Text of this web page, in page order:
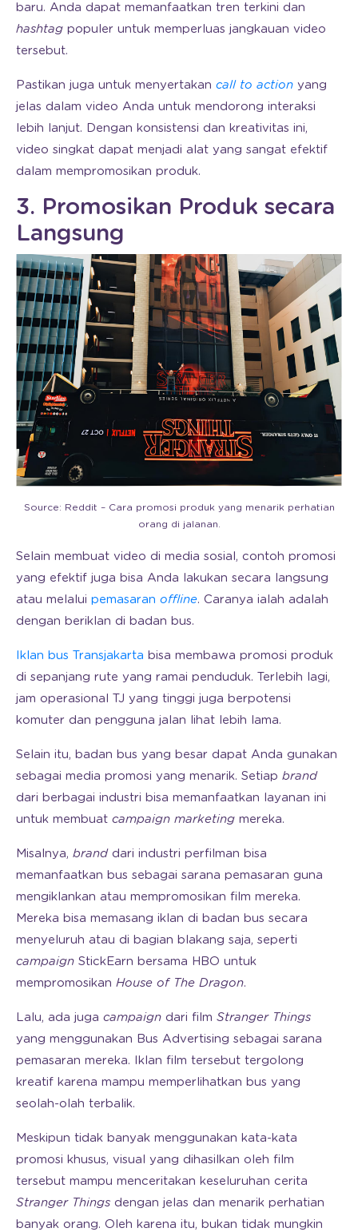
baru. Anda dapat memanfaatkan tren terkini dan
hashtag populer untuk memperluas jangkauan video
tersebut.
Pastikan juga untuk menyertakan call to action yang
jelas dalam video Anda untuk mendorong interaksi
lebih lanjut. Dengan konsistensi dan kreativitas ini,
video singkat dapat menjadi alat yang sangat efektif
dalam mempromosikan produk.
3. Promosikan Produk secara
Langsung
Source: Reddit – Cara promosi produk yang menarik perhatian
orang di jalanan.
Selain membuat video di media sosial, contoh promosi
yang efektif juga bisa Anda lakukan secara langsung
atau melalui pemasaran offline. Caranya ialah adalah
dengan beriklan di badan bus.
Iklan bus Transjakarta bisa membawa promosi produk
di sepanjang rute yang ramai penduduk. Terlebih lagi,
jam operasional TJ yang tinggi juga berpotensi
komuter dan pengguna jalan lihat lebih lama.
Selain itu, badan bus yang besar dapat Anda gunakan
sebagai media promosi yang menarik. Setiap brand
dari berbagai industri bisa memanfaatkan layanan ini
untuk membuat campaign marketing mereka.
Misalnya, brand dari industri perfilman bisa
memanfaatkan bus sebagai sarana pemasaran guna
mengiklankan atau mempromosikan film mereka.
Mereka bisa memasang iklan di badan bus secara
menyeluruh atau di bagian blakang saja, seperti
campaign StickEarn bersama HBO untuk
mempromosikan House of The Dragon.
Lalu, ada juga campaign dari film Stranger Things
yang menggunakan Bus Advertising sebagai sarana
pemasaran mereka. Iklan film tersebut tergolong
kreatif karena mampu memperlihatkan bus yang
seolah-olah terbalik.
Meskipun tidak banyak menggunakan kata-kata
promosi khusus, visual yang dihasilkan oleh film
tersebut mampu menceritakan keseluruhan cerita
Stranger Things dengan jelas dan menarik perhatian
banyak orang. Oleh karena itu, bukan tidak mungkin